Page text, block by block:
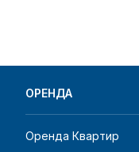
ОРЕНДА
Оренда Квартир